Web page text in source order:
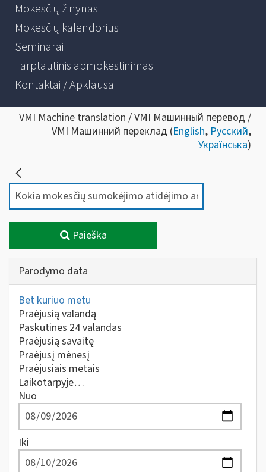
Mokesčių žinynas
Mokesčių kalendorius
Seminarai
Tarptautinis apmokestinimas
Kontaktai / Apklausa
VMI Machine translation / VMI Машинный перевод /
VMI Машинний переклад (English, Русский,
Українська)
Paieška
Parodymo data
Bet kuriuo metu
Praėjusią valandą
Paskutines 24 valandas
Praėjusią savaitę
Praėjusį mėnesį
Praėjusiais metais
Laikotarpyje…
Nuo
Iki